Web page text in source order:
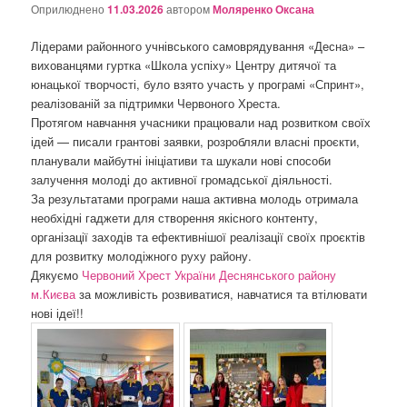
о
а
п
и
с
а
х
Оприлюднено11.03.2026авторомМоляренко Оксана
Лідерами районного учнівського самоврядування «Десна» –
вихованцями гуртка «Школа успіху» Центру дитячої та
юнацької творчості, було взято участь у програмі «Спринт»,
реалізованій за підтримки Червоного Хреста.
Протягом навчання учасники працювали над розвитком своїх
ідей — писали грантові заявки, розробляли власні проєкти,
планували майбутні ініціативи та шукали нові способи
залучення молоді до активної громадської діяльності.
За результатами програми наша активна молодь отримала
необхідні гаджети для створення якісного контенту,
організації заходів та ефективнішої реалізації своїх проєктів
для розвитку молодіжного руху району.
Дякуємо Червоний Хрест України Деснянського району
м.Києва за можливість розвиватися, навчатися та втілювати
нові ідеї!!